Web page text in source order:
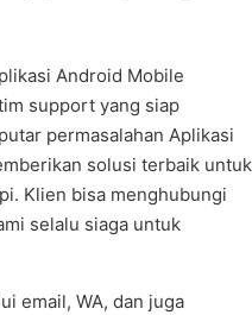
Android Mobile
support yang siap
permasalahan Aplikasi
solusi terbaik untuk
Klien bisa menghubungi
selalu siaga untuk
email, WA, dan juga